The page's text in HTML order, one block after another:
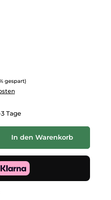
gespart)
Tage
Wert ein oder benutze die
In den Warenkorb